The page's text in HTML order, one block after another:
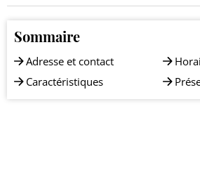
Sommaire
Adresse et contact
Caractéristiques